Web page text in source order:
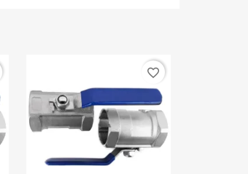
favorite_border